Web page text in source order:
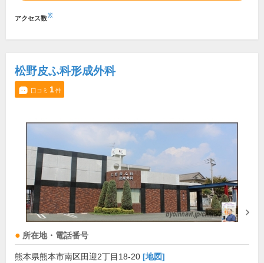
アクセス数※
松野皮ふ科形成外科
口コミ 1件
所在地・電話番号
熊本県熊本市南区田迎2丁目18-20 [地図]